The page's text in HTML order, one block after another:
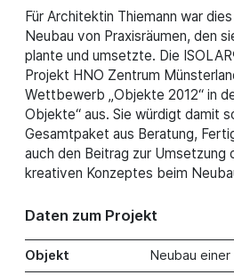
Für Architektin Thiemann war
Neubau von Praxisräumen, den
plante und umsetzte. Die
Projekt HNO Zentrum
Wettbewerb „Objekte 2012“ in
Objekte“ aus. Sie würdigt damit
Gesamtpaket aus Beratung,
auch den Beitrag zur Umsetzung
kreativen Konzeptes beim
Daten zum Projekt
Objekt
Neubau